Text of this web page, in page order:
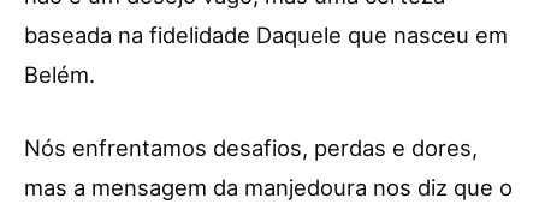
baseada na fidelidade Daquele que nasceu em
Belém.
Nós enfrentamos desafios, perdas e dores,
mas a mensagem da manjedoura nos diz que o